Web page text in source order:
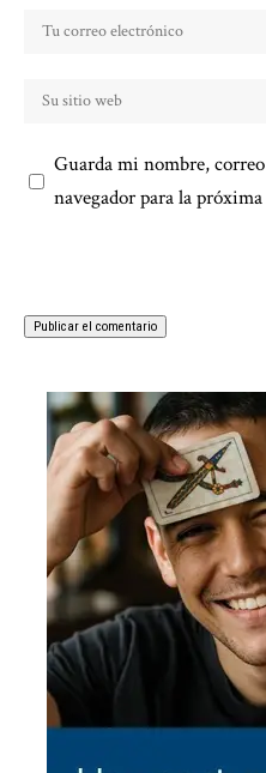
Guarda mi nombre,
navegador para la